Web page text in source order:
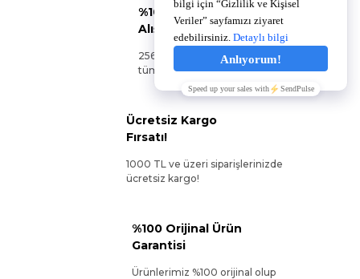
%100 Güvenli
Alışveriş
256Bit SSL sertifikası ile
tüm siparişleriniz güvende.
Ücretsiz Kargo
Fırsatı!
1000 TL ve üzeri siparişlerinizde
ücretsiz kargo!
%100 Orijinal Ürün
Garantisi
Ürünlerimiz %100 orijinal olup